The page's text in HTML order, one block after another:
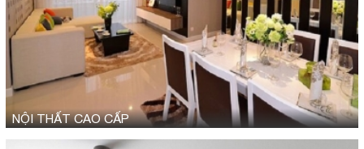
NỘI THẤT CAO CẤP